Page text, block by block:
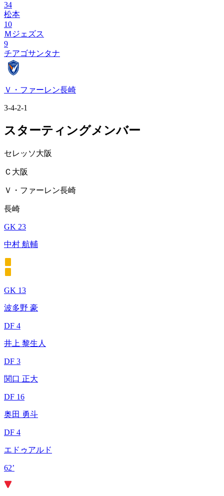
34
松本
10
Ｍジェズス
9
チアゴサンタナ
Ｖ・ファーレン長崎
3-4-2-1
スターティングメンバー
セレッソ大阪
Ｃ大阪
Ｖ・ファーレン長崎
長崎
GK 23
中村 航輔
GK 13
波多野 豪
DF 4
井上 黎生人
DF 3
関口 正大
DF 16
奥田 勇斗
DF 4
エドゥアルド
62’